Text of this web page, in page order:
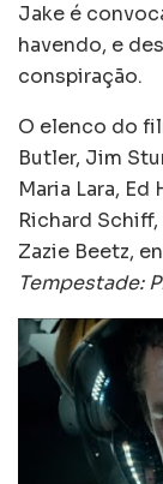
Jake é
havendo, e
conspiração.
O elenco do
Butler, Jim
Maria Lara, Ed
Richard
Zazie Beetz,
Tempestade: